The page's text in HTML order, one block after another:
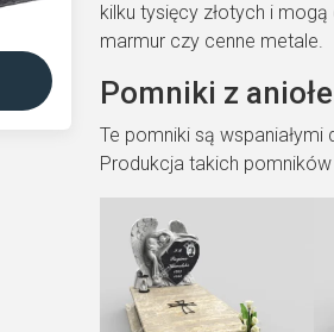
kilku tysięcy złotych i
marmur czy cenne metale.
Pomniki z
Te pomniki są
Produkcja takich